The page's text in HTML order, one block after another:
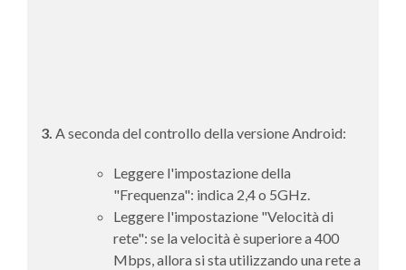
3. A seconda del controllo della versione Android:
Leggere l'impostazione della
"Frequenza": indica 2,4 o 5GHz.
Leggere l'impostazione "Velocità di
rete": se la velocità è superiore a 400
Mbps, allora si sta utilizzando una rete a